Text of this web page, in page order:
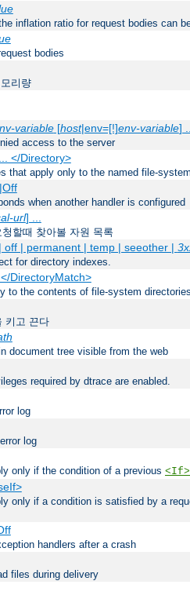
inflation ratio for request bodies can
bodies
리량
variable[host|env=[!]env-variable]
access to the server
</Directory>
that apply only to the named file-
when another handler is configured
url] ...
할때 찾아볼 자원 목록
off | permanent | temp | seeother |
for directory indexes.
DirectoryMatch>
to the contents of file-system
키고 끈다
document tree visible from the web
required by dtrace are enabled.
log
log
only if the condition of a previous <If>
only if a condition is satisfied by a
handlers after a crash
files during delivery